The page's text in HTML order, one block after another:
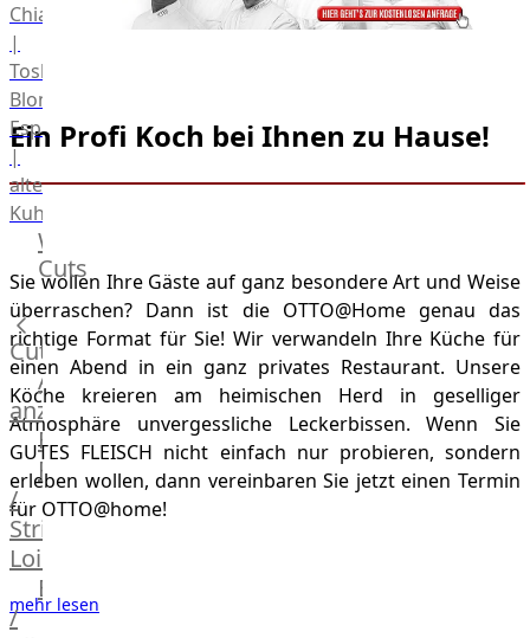
Chianina
|
Toskana
Blonda
Espanola
|
alte
Kuh
Wagyu
Beef
Morgan
Ranch
Wagyu
Japanisches
Wagyu
Beef
Japanisches
Kobe
Wagyu
Australian
Wagyu
Cuts
Cuts
Alle
anzeigen
Filet
Rumpsteak
/
Strip
Loin
Entrecote
/
Ein Profi Koch bei Ihnen zu Hause!
Sie wollen Ihre Gäste auf ganz besondere Art und Weise
überraschen? Dann ist die OTTO@Home genau das
richtige Format für Sie! Wir verwandeln Ihre Küche für
einen Abend in ein ganz privates Restaurant. Unsere
Köche kreieren am heimischen Herd in geselliger
Atmosphäre unvergessliche Leckerbissen. Wenn Sie
GUTES FLEISCH nicht einfach nur probieren, sondern
erleben wollen, dann vereinbaren Sie jetzt einen Termin
für OTTO@home!
mehr lesen